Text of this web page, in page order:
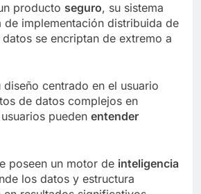
producto seguro, su sistema
de implementación distribuida de
se encriptan de extremo a
centrado en el usuario
de datos complejos en
pueden entender
poseen un motor de inteligencia
los datos y estructura